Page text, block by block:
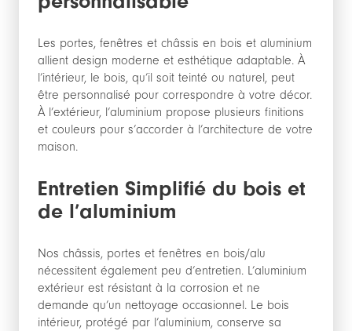
Les portes, fenêtres et châssis en bois et aluminium
allient design moderne et esthétique adaptable. À
l’intérieur, le bois, qu’il soit teinté ou naturel, peut
être personnalisé pour correspondre à votre décor.
À l’extérieur, l’aluminium propose plusieurs finitions
et couleurs pour s’accorder à l’architecture de votre
maison.
Entretien Simplifié du bois et
de l’aluminium
Nos châssis, portes et fenêtres en bois/alu
nécessitent également peu d’entretien. L’aluminium
extérieur est résistant à la corrosion et ne
demande qu’un nettoyage occasionnel. Le bois
intérieur, protégé par l’aluminium, conserve sa